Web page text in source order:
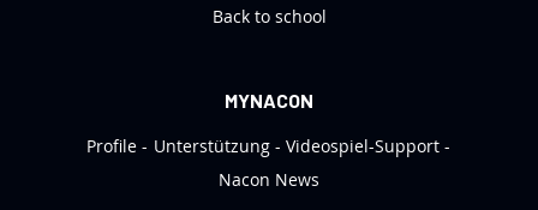
Back to school
MYNACON
Profile
Unterstützung
Videospiel-Support
Nacon News